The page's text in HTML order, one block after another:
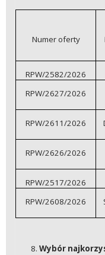
Numer oferty
RPW/2582/2026
RPW/2627/2026
RPW/2611/2026
RPW/2626/2026
RPW/2517/2026
RPW/2608/2026
Wybór